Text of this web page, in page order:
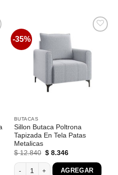
Puff Tapizado cantidad
-35%
BUTACAS
Sillon Butaca Poltrona
Tapizada En Tela Patas
Metalicas
$12.840 El
original
era:
$8.346El
actual
es:
Sillon Butaca Poltrona Tapizada En
AGREGAR